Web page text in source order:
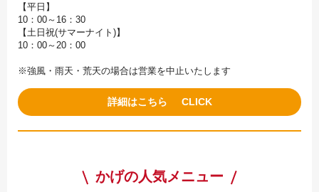
【平日】
10：00～16：30
【土日祝(サマーナイト)】
10：00～20：00
※強風・雨天・荒天の場合は営業を中止いたします
詳細はこちら
かげの人気メニュー